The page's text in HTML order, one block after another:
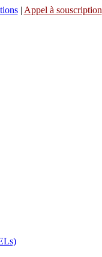
| Appel à souscription